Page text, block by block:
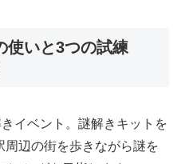
使いと3つの試練
イベント。謎解きキットを
辺の街を歩きながら謎を